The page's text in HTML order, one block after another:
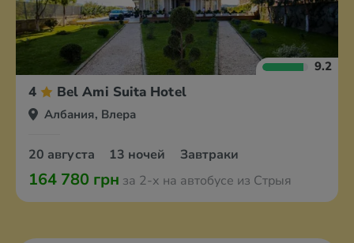
9.2
4 Bel Ami Suita Hotel
Албания, Влера
20 августа 13 ночей Завтраки
164 780 грн за 2-х на автобусе из Стрыя